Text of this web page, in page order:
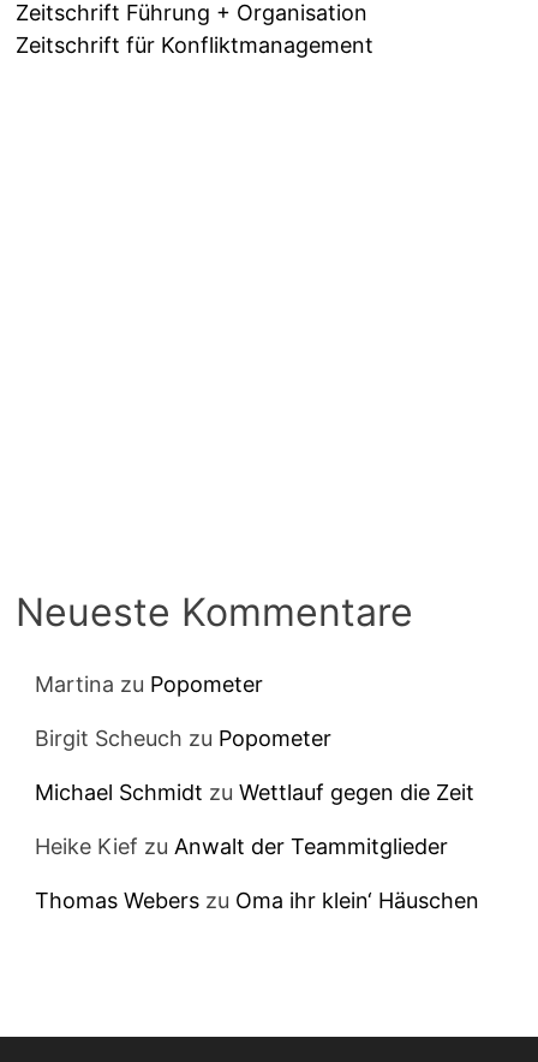
Zeitschrift Führung + Organisation
Zeitschrift für Konfliktmanagement
Neueste Kommentare
Martina zu Popometer
Birgit Scheuch zu Popometer
Michael Schmidt zuWettlauf gegen die Zeit
Heike Kief zu Anwalt der Teammitglieder
Thomas Webers zu Oma ihr klein‘ Häuschen